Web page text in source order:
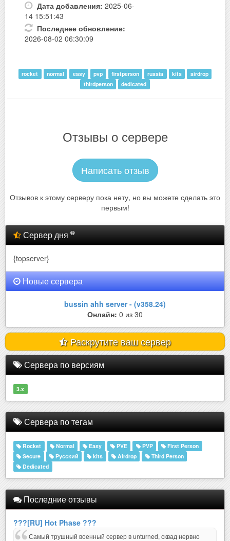
Дата добавления: 2025-06-
14 15:51:43
Последнее обновление:
2026-08-02 06:30:09
rocket normal easy pvp firstperson russia kits
airdrop
thirdperson
dedicated
Отзывы о сервере
Написать отзыв
Отзывов к этому серверу пока нету, но вы можете сделать это
первым!
Сервер дня
{topserver}
Новые сервера
bussin ahh server - (v358.24)
Онлайн: 0 из 30
Раскрутите ваш сервер
Сервера по версиям
3.x
Сервера по тегам
Rocket Normal Easy PVE PVP
First Person
Secure
Русский kits Airdrop
Third Person
Dedicated
Последние отзывы
???[RU] Hot Phase ???
Самый трушный военный сервер в unturned, сквад нервно